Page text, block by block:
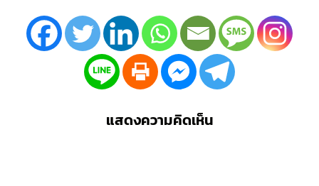
แสดงความคิดเห็น